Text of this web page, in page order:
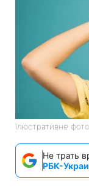
Ілюстративне
Не трать
РБК-